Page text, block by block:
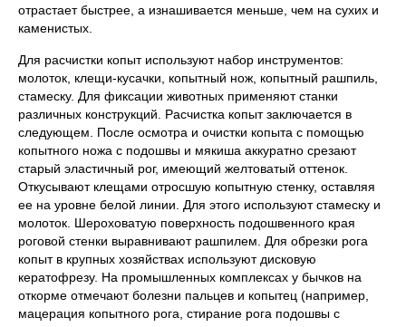
отрастает быстрее, а изнашивается меньше, чем на сухих и
каменистых.
Для расчистки копыт используют набор инструментов:
молоток, клещи-кусачки, копытный нож, копытный рашпиль,
стамеску. Для фиксации животных применяют станки
различных конструкций. Расчистка копыт заключается в
следующем. После осмотра и очистки копыта с помощью
копытного ножа с подошвы и мякиша аккуратно срезают
старый эластичный рог, имеющий желтоватый оттенок.
Откусывают клещами отросшую копытную стенку, оставляя
ее на уровне белой линии. Для этого используют стамеску и
молоток. Шероховатую поверхность подошвенного края
роговой стенки выравнивают рашпилем. Для обрезки рога
копыт в крупных хозяйствах используют дисковую
кератофрезу. На промышленных комплексах у бычков на
откорме отмечают болезни пальцев и копытец (например,
мацерация копытного рога, стирание рога подошвы с